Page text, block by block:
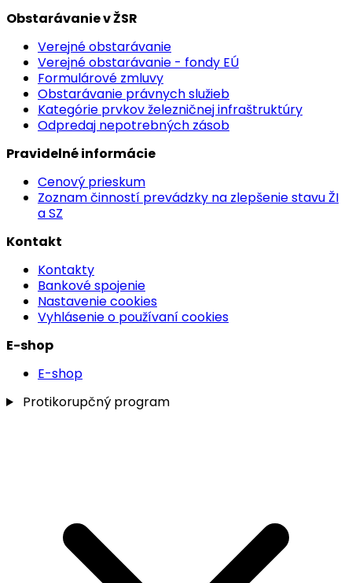
Obstarávanie v ŽSR
Verejné obstarávanie
Verejné obstarávanie - fondy EÚ
Formulárové zmluvy
Obstarávanie právnych služieb
Kategórie prvkov železničnej infraštruktúry
Odpredaj nepotrebných zásob
Pravidelné informácie
Cenový prieskum
Zoznam činností prevádzky na zlepšenie stavu ŽI
a SZ
Kontakt
Kontakty
Bankové spojenie
Nastavenie cookies
Vyhlásenie o používaní cookies
E-shop
E-shop
Protikorupčný program